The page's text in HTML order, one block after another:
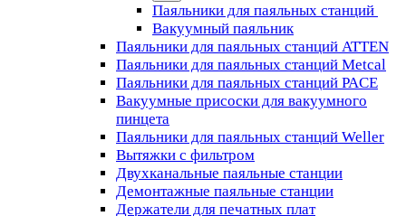
Паяльники для паяльных станций
Вакуумный паяльник
Паяльники для паяльных станций ATTEN
Паяльники для паяльных станций Metcal
Паяльники для паяльных станций PACE
Вакуумные присоски для вакуумного
пинцета
Паяльники для паяльных станций Weller
Вытяжки с фильтром
Двухканальные паяльные станции
Демонтажные паяльные станции
Держатели для печатных плат